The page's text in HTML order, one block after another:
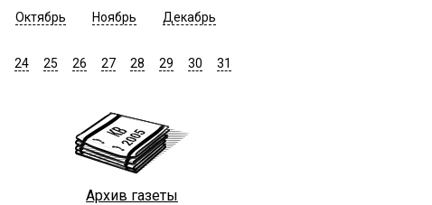
Октябрь Ноябрь Декабрь
24 25 26 27 28 29 30 31
Архив газеты